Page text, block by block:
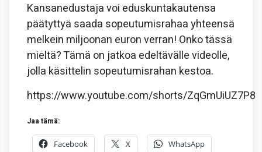
Kansanedustaja voi eduskuntakautensa
päätyttyä saada sopeutumisrahaa yhteensä
melkein miljoonan euron verran! Onko tässä
mieltä? Tämä on jatkoa edeltävälle videolle,
jolla käsittelin sopeutumisrahan kestoa.
https://www.youtube.com/shorts/ZqGmUiUZ7P8
Jaa tämä:
Facebook X WhatsApp